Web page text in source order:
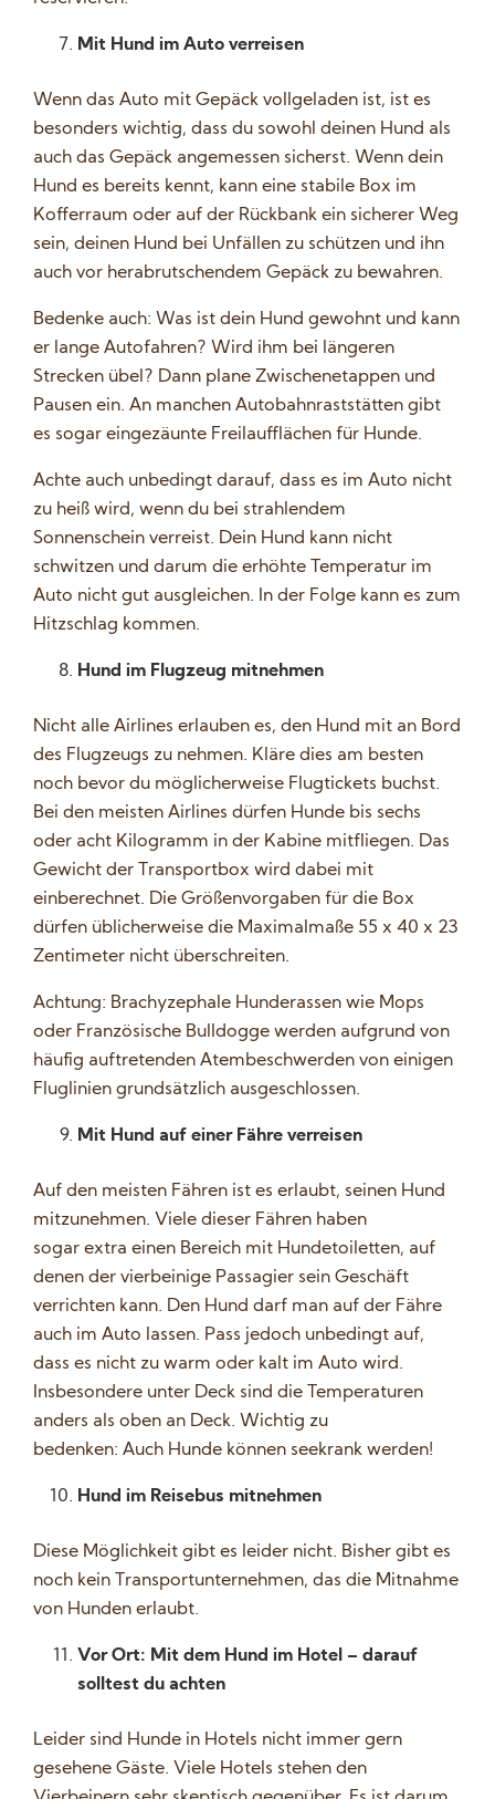
Mit Hund im Auto verreisen
Wenn das Auto mit Gepäck vollgeladen ist, ist es
besonders wichtig, dass du sowohl deinen Hund als
auch das Gepäck angemessen sicherst. Wenn dein
Hund es bereits kennt, kann eine stabile Box im
Kofferraum oder auf der Rückbank ein sicherer Weg
sein, deinen Hund bei Unfällen zu schützen und ihn
auch vor herabrutschendem Gepäck zu bewahren.
Bedenke auch: Was ist dein Hund gewohnt und kann
er lange Autofahren? Wird ihm bei längeren
Strecken übel? Dann plane Zwischenetappen und
Pausen ein. An manchen Autobahnraststätten gibt
es sogar eingezäunte Freilaufflächen für Hunde.
Achte auch unbedingt darauf, dass es im Auto nicht
zu heiß wird, wenn du bei strahlendem
Sonnenschein verreist. Dein Hund kann nicht
schwitzen und darum die erhöhte Temperatur im
Auto nicht gut ausgleichen. In der Folge kann es zum
Hitzschlag kommen.
Hund im Flugzeug mitnehmen
Nicht alle Airlines erlauben es, den Hund mit an Bord
des Flugzeugs zu nehmen. Kläre dies am besten
noch bevor du möglicherweise Flugtickets buchst.
Bei den meisten Airlines dürfen Hunde bis sechs
oder acht Kilogramm in der Kabine mitfliegen. Das
Gewicht der Transportbox wird dabei mit
einberechnet. Die Größenvorgaben für die Box
dürfen üblicherweise die Maximalmaße 55 x 40 x 23
Zentimeter nicht überschreiten.
Achtung: Brachyzephale Hunderassen wie Mops
oder Französische Bulldogge werden aufgrund von
häufig auftretenden Atembeschwerden von einigen
Fluglinien grundsätzlich ausgeschlossen.
Mit Hund auf einer Fähre verreisen
Auf den meisten Fähren ist es erlaubt, seinen Hund
mitzunehmen. Viele dieser Fähren haben
sogar extra einen Bereich mit Hundetoiletten, auf
denen der vierbeinige Passagier sein Geschäft
verrichten kann. Den Hund darf man auf der Fähre
auch im Auto lassen. Pass jedoch unbedingt auf,
dass es nicht zu warm oder kalt im Auto wird.
Insbesondere unter Deck sind die Temperaturen
anders als oben an Deck. Wichtig zu
bedenken: Auch Hunde können seekrank werden!
Hund im Reisebus mitnehmen
Diese Möglichkeit gibt es leider nicht. Bisher gibt es
noch kein Transportunternehmen, das die Mitnahme
von Hunden erlaubt.
Vor Ort: Mit dem Hund im Hotel – darauf
solltest du achten
Leider sind Hunde in Hotels nicht immer gern
gesehene Gäste. Viele Hotels stehen den